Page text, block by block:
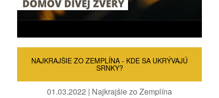
NAJKRAJŠIE ZO ZEMPLÍNA - KDE SA UKRÝVAJÚ
SRNKY?
01.03.2022 | Najkrajšie zo Zemplína